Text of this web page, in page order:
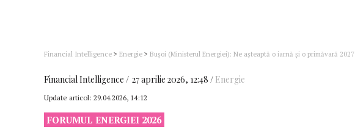
Financial Intelligence > Energie > Buşoi (Ministerul Energiei): Ne aşteaptă o iarnă şi o primăvară
Financial Intelligence 27 aprilie 2026, 12:48 Energie
Update articol: 29.04.2026, 14:12
FORUMUL ENERGIEI 2026